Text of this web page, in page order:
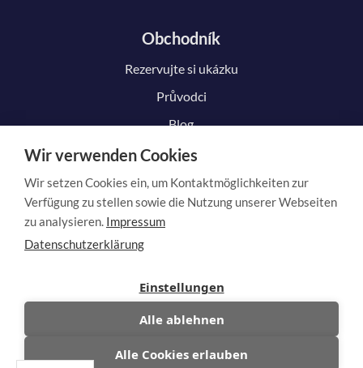
Obchodník
Rezervujte si ukázku
Průvodci
Blog
Zákazník
Jak to funguje
Zrušit smlouvu
Zrušit smlouvu
Wir verwenden Cookies
Wir setzen Cookies ein, um Kontaktmöglichkeiten zur
Verfügung zu stellen sowie die Nutzung unserer Webseiten
zu analysieren. Impressum
Datenschutzerklärung
Einstellungen
Alle ablehnen
Alle Cookies erlauben